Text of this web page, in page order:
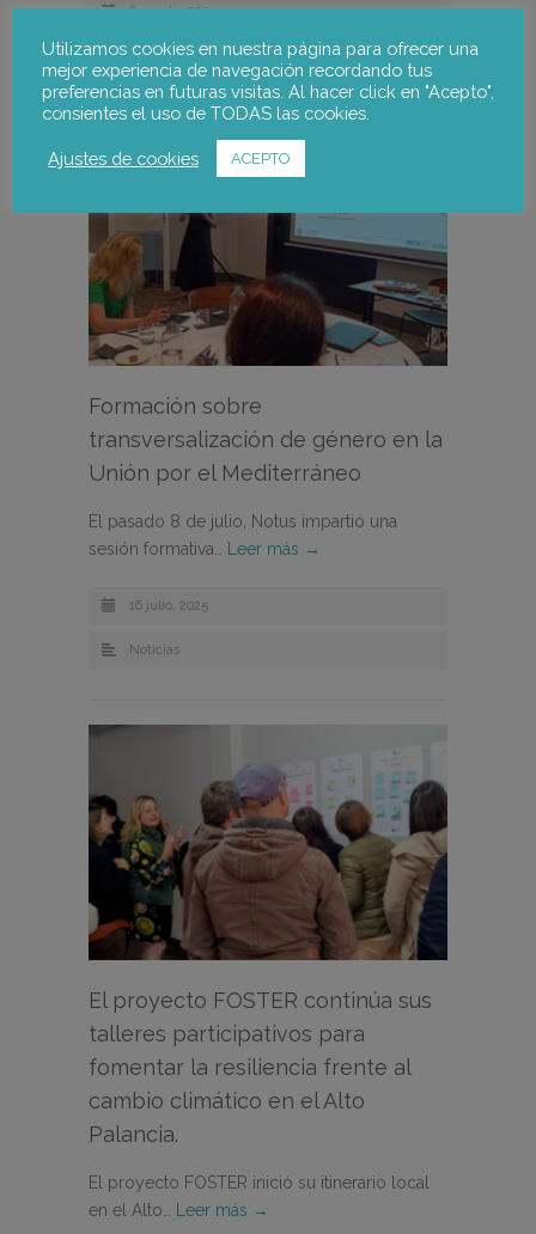
6 agosto, 2025
Noticias
Formación sobre
transversalización de género en la
Unión por el Mediterráneo
El pasado 8 de julio, Notus impartió una
sesión formativa…
Leer más →
16 julio, 2025
Noticias
El proyecto FOSTER continúa sus
talleres participativos para
fomentar la resiliencia frente al
cambio climático en el Alto
Palancia.
El proyecto FOSTER inició su itinerario local
en el Alto… Leer más →
Utilizamos cookies en nuestra página para ofrecer una
mejor experiencia de navegación recordando tus
preferencias en futuras visitas. Al hacer click en "Acepto",
consientes el uso de TODAS las cookies.
Ajustes de cookies ACEPTO